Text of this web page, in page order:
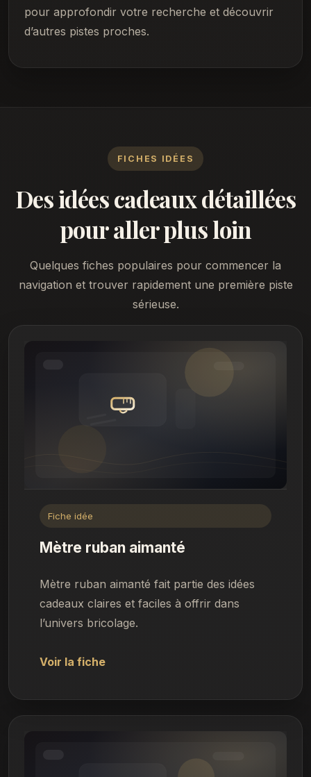
pour approfondir votre recherche et découvrir
d’autres pistes proches.
FICHES IDÉES
Des idées cadeaux détaillées
pour aller plus loin
Quelques fiches populaires pour commencer la
navigation et trouver rapidement une première piste
sérieuse.
Fiche idée
Mètre ruban aimanté
Mètre ruban aimanté fait partie des idées
cadeaux claires et faciles à offrir dans
l’univers bricolage.
Voir la fiche